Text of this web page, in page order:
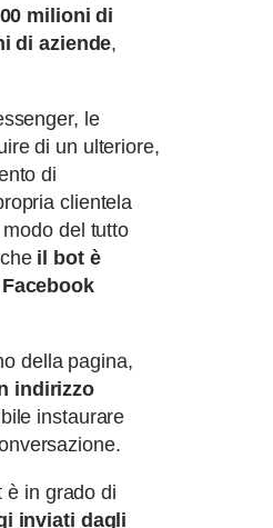
milioni di
di aziende,
le
di un ulteriore,
di
clientela
del tutto
il bot è
della pagina,
indirizzo
instaurare
è in grado di
inviati dagli